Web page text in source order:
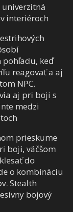
interiéroch
pohľadu, keď
reagovať a aj
NPC.
aj pri boji s
medzi
prieskume
boji, väčšom
do
o kombináciu
Stealth
bojový